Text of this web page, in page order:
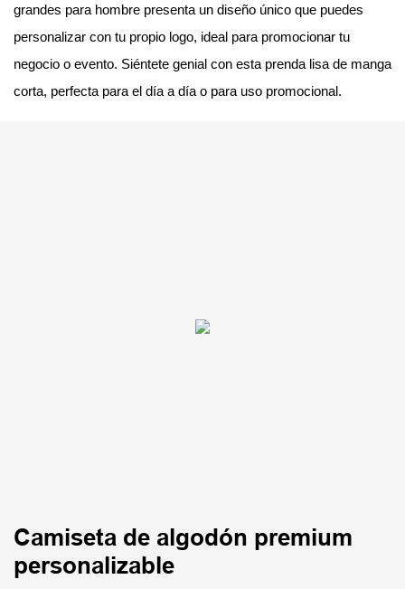
grandes para hombre presenta un diseño único que puedes
personalizar con tu propio logo, ideal para promocionar tu
negocio o evento. Siéntete genial con esta prenda lisa de manga
corta, perfecta para el día a día o para uso promocional.
Camiseta de algodón premium
personalizable